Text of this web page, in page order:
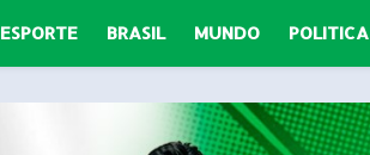
ESPORTE BRASIL MUNDO POLITICA